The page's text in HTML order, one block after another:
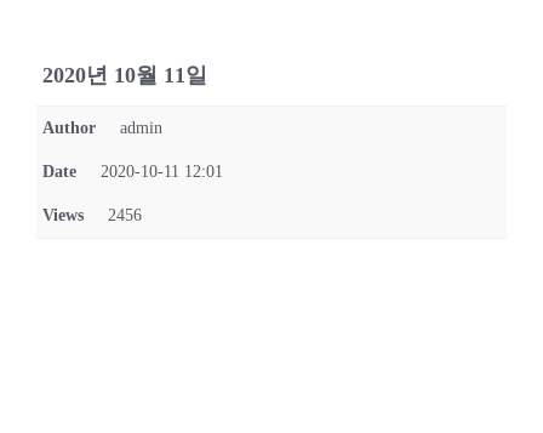
2020년 10월 11일
Author admin
Date 2020-10-11 12:01
Views 2456